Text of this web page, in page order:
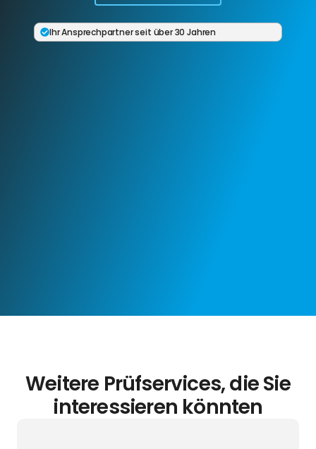
Ihr Ansprechpartner seit über 30 Jahren
Weitere Prüfservices, die Sie
interessieren könnten